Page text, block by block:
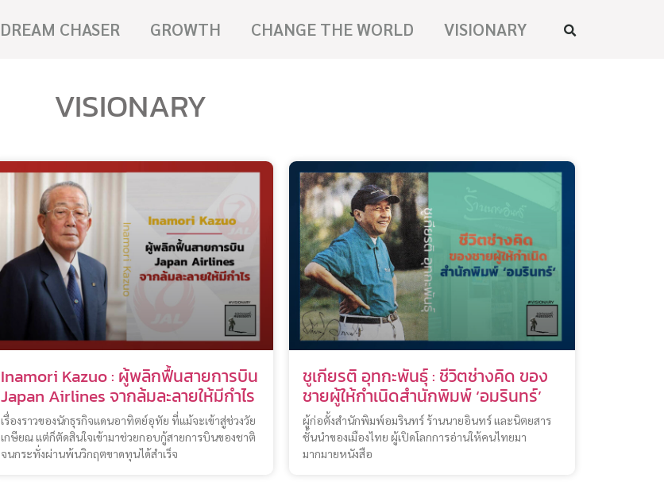
DREAM CHASER GROWTH CHANGE THE WORLD VISIONARY
VISIONARY
Inamori Kazuo : ผู้พลิกฟื้นสายการบิน
Japan Airlines จากล้มละลายให้มีกำไร
เรื่องราวของนักธุรกิจแดนอาทิตย์อุทัย ที่แม้จะเข้าสู่ช่วงวัย
เกษียณ แต่ก็ตัดสินใจเข้ามาช่วยกอบกู้สายการบินของชาติ
จนกระทั่งผ่านพ้นวิกฤตขาดทุนได้สำเร็จ
ชูเกียรติ อุทกะพันธุ์ : ชีวิตช่างคิด ของ
ชายผู้ให้กำเนิดสำนักพิมพ์ ‘อมรินทร์’
ผู้ก่อตั้งสำนักพิมพ์อมรินทร์ ร้านนายอินทร์ และนิตยสาร
ชั้นนำของเมืองไทย ผู้เปิดโลกการอ่านให้คนไทยมา
มากมายหนังสือ